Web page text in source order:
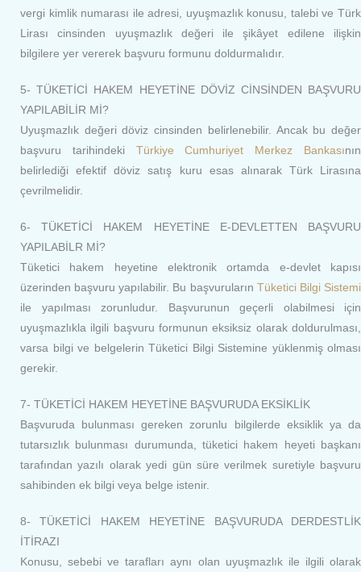
vergi kimlik numarası ile adresi, uyuşmazlık konusu, talebi ve Türk
Lirası cinsinden uyuşmazlık değeri ile şikâyet edilene ilişkin
bilgilere yer vererek başvuru formunu doldurmalıdır.
5- TÜKETİCİ HAKEM HEYETİNE DÖVİZ CİNSİNDEN BAŞVURU
YAPILABİLİR Mİ?
Uyuşmazlık değeri döviz cinsinden belirlenebilir. Ancak bu değer
başvuru tarihindeki Türkiye Cumhuriyet Merkez Bankasının
belirlediği efektif döviz satış kuru esas alınarak Türk Lirasına
çevrilmelidir.
6- TÜKETİCİ HAKEM HEYETİNE E-DEVLETTEN BAŞVURU
YAPILABİLR Mİ?
Tüketici hakem heyetine elektronik ortamda e-devlet kapısı
üzerinden başvuru yapılabilir. Bu başvuruların Tüketici Bilgi Sistemi
ile yapılması zorunludur. Başvurunun geçerli olabilmesi için
uyuşmazlıkla ilgili başvuru formunun eksiksiz olarak doldurulması,
varsa bilgi ve belgelerin Tüketici Bilgi Sistemine yüklenmiş olması
gerekir.
7- TÜKETİCİ HAKEM HEYETİNE BAŞVURUDA EKSİKLİK
Başvuruda bulunması gereken zorunlu bilgilerde eksiklik ya da
tutarsızlık bulunması durumunda, tüketici hakem heyeti başkanı
tarafından yazılı olarak yedi gün süre verilmek suretiyle başvuru
sahibinden ek bilgi veya belge istenir.
8- TÜKETİCİ HAKEM HEYETİNE BAŞVURUDA DERDESTLİK
İTİRAZI
Konusu, sebebi ve tarafları aynı olan uyuşmazlık ile ilgili olarak